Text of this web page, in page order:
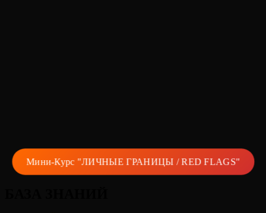
Мини-Курс "ЛИЧНЫЕ ГРАНИЦЫ / RED FLAGS"